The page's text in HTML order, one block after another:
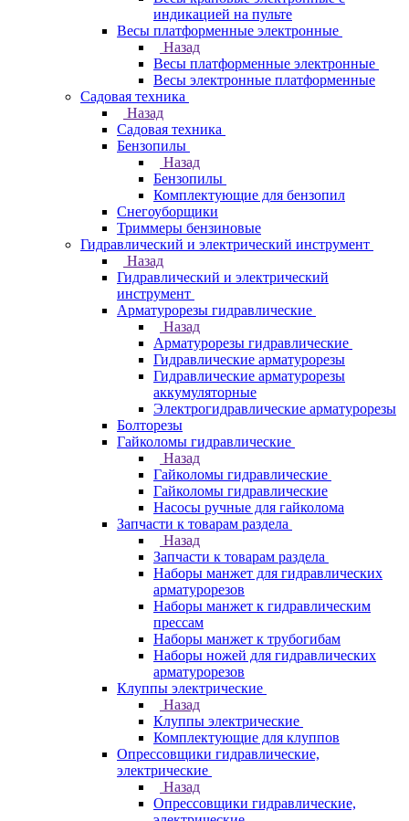
индикацией на пульте
Весы платформенные электронные
Назад
Весы платформенные электронные
Весы электронные платформенные
Садовая техника
Назад
Садовая техника
Бензопилы
Назад
Бензопилы
Комплектующие для бензопил
Снегоуборщики
Триммеры бензиновые
Гидравлический и электрический инструмент
Назад
Гидравлический и электрический
инструмент
Арматурорезы гидравлические
Назад
Арматурорезы гидравлические
Гидравлические арматурорезы
Гидравлические арматурорезы
аккумуляторные
Электрогидравлические арматурорезы
Болторезы
Гайколомы гидравлические
Назад
Гайколомы гидравлические
Гайколомы гидравлические
Насосы ручные для гайколома
Запчасти к товарам раздела
Назад
Запчасти к товарам раздела
Наборы манжет для гидравлических
арматурорезов
Наборы манжет к гидравлическим
прессам
Наборы манжет к трубогибам
Наборы ножей для гидравлических
арматурорезов
Клуппы электрические
Назад
Клуппы электрические
Комплектующие для клуппов
Опрессовщики гидравлические,
электрические
Назад
Опрессовщики гидравлические,